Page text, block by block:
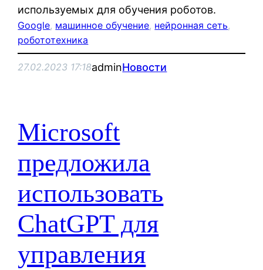
используемых для обучения роботов.
Google, машинное обучение, нейронная сеть
робототехника
27.02.2023 17:18adminНовости
Microsoft
предложила
использовать
ChatGPT для
управления